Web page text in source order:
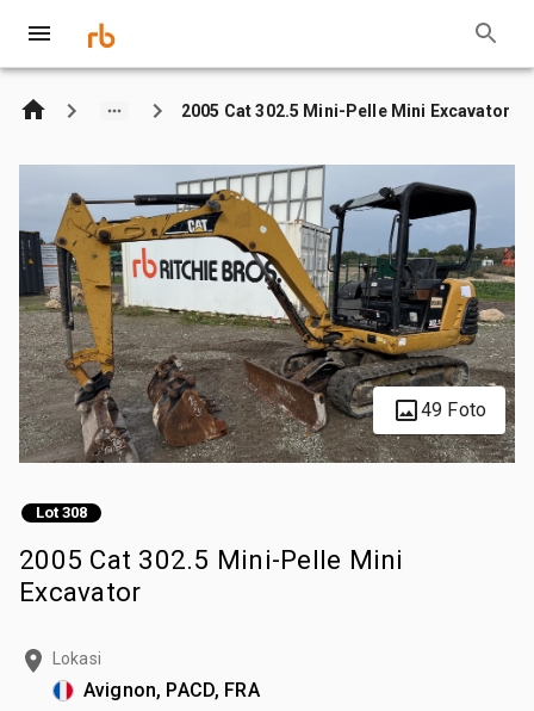
2005 Cat 302.5 Mini-Pelle Mini Excavator
49 Foto
Lot 308
2005 Cat 302.5 Mini-Pelle Mini
Excavator
Lokasi
Avignon, PACD, FRA